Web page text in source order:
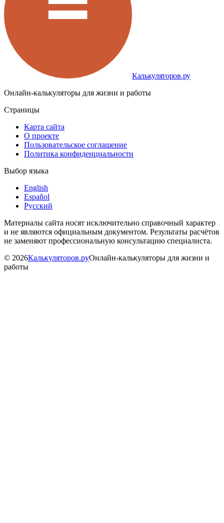
Калькуляторов.ру
Онлайн-калькуляторы для жизни и работы
Страницы
Карта сайта
О проекте
Пользовательское соглашение
Политика конфиденциальности
Выбор языка
English
Español
Русский
Материалы сайта носят исключительно справочный характер
и не являются официальным документом. Результаты расчётов
не заменяют профессиональную консультацию специалиста.
© 2026Калькуляторов.руОнлайн-калькуляторы для жизни и
работы